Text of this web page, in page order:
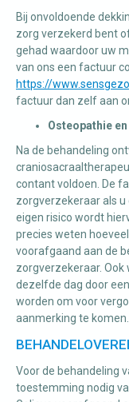
Bij onvoldoende
zorg verzekerd bent
gehad waardoor uw
van ons een factuur
https://
factuur dan zelf aan
Osteopathie
Na de behandeling
contant voldoen. De
zorgverzekeraar als
eigen risico wordt
precies weten
voorafgaand aan de
zorgverzekeraar. Ook
dezelfde dag door
worden om voor
aanmerking te komen.
Voor de behandeling
toestemming nodig